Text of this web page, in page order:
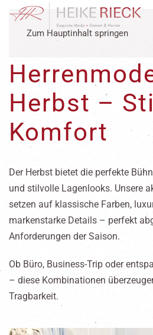
Zum Hauptinhalt springen
Herbst –
Komfort
Der Herbst bietet die perfekte
und stilvolle Lagenlooks. Unsere
setzen auf klassische Farben,
markenstarke Details – perfekt
Anforderungen der Saison.
Ob Büro, Business-Trip oder
– diese Kombinationen
Tragbarkeit.